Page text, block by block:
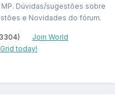
Dúvidas/sugestões sobre
e Novidades do fórum.
#3304) Join World
today!